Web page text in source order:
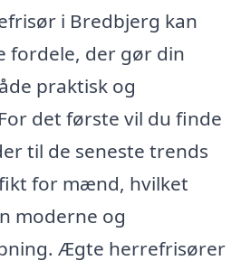
i Bredbjerg kan
fordele, der gør din
praktisk og
det første vil du finde
til de seneste trends
for mænd, hvilket
moderne og
Ægte herrefrisører